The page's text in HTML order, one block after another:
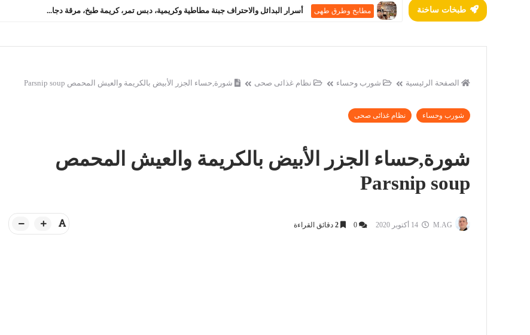
طبخات ساخنة مطابخ وطرق طهى أسرار البدائل والاحتراف جبنة مطاطية وكريمية، دبس تمر، كريمة طبخ، مرقة دجا...
الصفحة الرئيسية شورب وحساء نظام غذائى صحى شورة,حساء الجزر الأبيض بالكريمة والعيش المحمص Parsnip soup
شورب وحساء نظام غذائى صحى
شورة,حساء الجزر الأبيض بالكريمة والعيش المحمص
Parsnip soup
M.AG
0
2 دقائق القراءة